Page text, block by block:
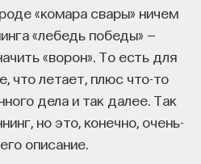
«комара свары» ничем
«лебедь победы» —
«ворон». То есть для
что летает, плюс что-то
дела и так далее. Так
но это, конечно, очень-
описание.